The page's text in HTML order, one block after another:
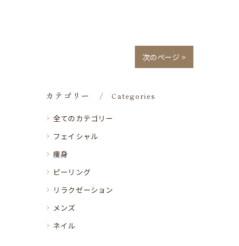
次のページ >
カテゴリー Categories
全てのカテゴリー
フェイシャル
痩身
ピーリング
リラクゼーション
メンズ
ネイル